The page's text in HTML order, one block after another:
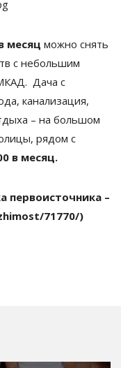
месяц можно снять
с небольшим
Дача с
канализация,
– на большом
рядом с
в месяц.
первоисточника –
71770/)